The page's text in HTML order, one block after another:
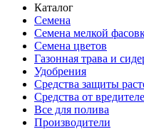
Каталог
Семена
Семена мелкой
Семена цветов
Газонная трава и
Удобрения
Средства защиты
Средства от
Все для полива
Производители